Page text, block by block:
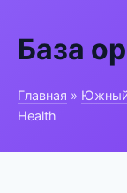
База
Главная » Южный
Health